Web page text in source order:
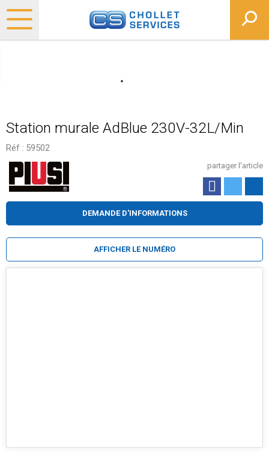
Station murale AdBlue 230V-32L/Min
Réf : 59502
partager l'article
DEMANDE D'INFORMATIONS
AFFICHER LE NUMÉRO